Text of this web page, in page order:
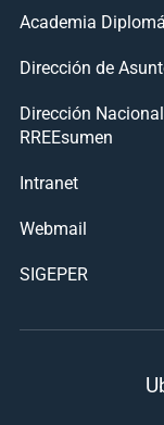
Academia
Dirección de
Dirección
RREEsumen
Intranet
Webmail
SIGEPER